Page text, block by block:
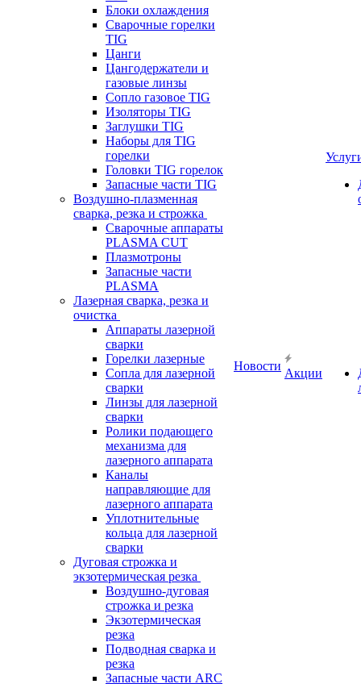
Блоки охлаждения
Сварочные горелки
TIG
Цанги
Цангодержатели и
газовые линзы
Сопло газовое TIG
Изоляторы TIG
Заглушки TIG
Наборы для TIG
горелки
Головки TIG горелок
Запасные части TIG
Воздушно-плазменная
сварка, резка и строжка
Сварочные аппараты
PLASMA CUT
Плазмотроны
Запасные части
PLASMA
Лазерная сварка, резка и
очистка
Аппараты лазерной
сварки
Горелки лазерные
Сопла для лазерной
сварки
Линзы для лазерной
сварки
Ролики подающего
механизма для
лазерного аппарата
Каналы
направляющие для
лазерного аппарата
Уплотнительные
кольца для лазерной
сварки
Дуговая строжка и
экзотермическая резка
Воздушно-дуговая
строжка и резка
Экзотермическая
резка
Подводная сварка и
резка
Запасные части ARC
Новости
Акции